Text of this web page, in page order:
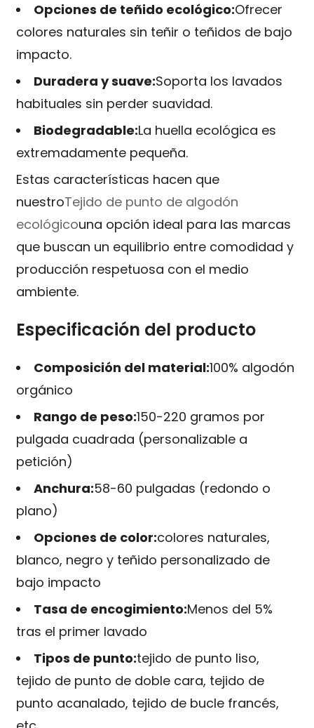
Opciones de teñido ecológico:Ofrecer
colores naturales sin teñir o teñidos de bajo
impacto.
Duradera y suave:Soporta los lavados
habituales sin perder suavidad.
Biodegradable:La huella ecológica es
extremadamente pequeña.
Estas características hacen que
nuestroTejido de punto de algodón
ecológicouna opción ideal para las marcas
que buscan un equilibrio entre comodidad y
producción respetuosa con el medio
ambiente.
Especificación del producto
Composición del material:100% algodón
orgánico
Rango de peso:150-220 gramos por
pulgada cuadrada (personalizable a
petición)
Anchura:58-60 pulgadas (redondo o
plano)
Opciones de color:colores naturales,
blanco, negro y teñido personalizado de
bajo impacto
Tasa de encogimiento:Menos del 5%
tras el primer lavado
Tipos de punto:tejido de punto liso,
tejido de punto de doble cara, tejido de
punto acanalado, tejido de bucle francés,